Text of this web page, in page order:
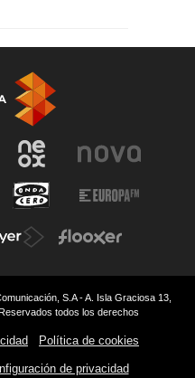
S.A - A. Isla Graciosa 13,
todos los derechos
Política de cookies
de privacidad